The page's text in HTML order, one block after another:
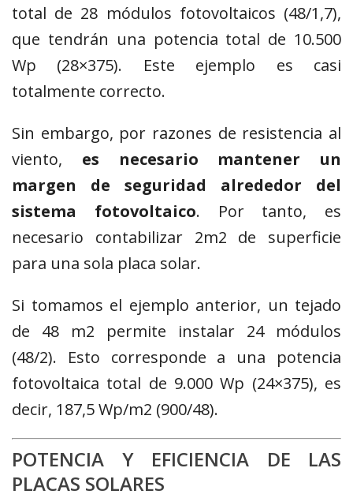
total de 28 módulos fotovoltaicos (48/1,7),
que tendrán una potencia total de 10.500
Wp (28×375). Este ejemplo es casi
totalmente correcto.
Sin embargo, por razones de resistencia al
viento, es necesario mantener un
margen de seguridad alrededor del
sistema fotovoltaico. Por tanto, es
necesario contabilizar 2m2 de superficie
para una sola placa solar.
Si tomamos el ejemplo anterior, un tejado
de 48 m2 permite instalar 24 módulos
(48/2). Esto corresponde a una potencia
fotovoltaica total de 9.000 Wp (24×375), es
decir, 187,5 Wp/m2 (900/48).
POTENCIA Y EFICIENCIA DE LAS
PLACAS SOLARES